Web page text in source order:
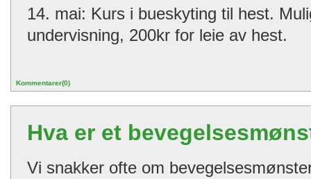
14. mai: Kurs i bueskyting til hest.
undervisning, 200kr for leie av hest.
Kommentarer(0)
Hva er et
Vi snakker ofte om